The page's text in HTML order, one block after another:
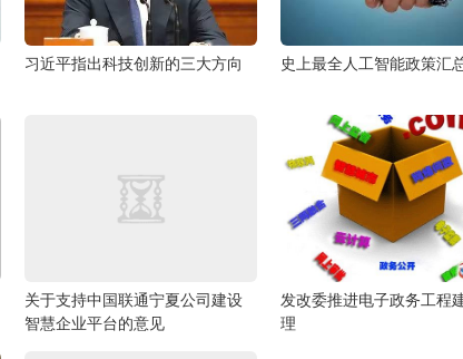
习近平指出科技创新的三大方向 史上最全人工智能政策汇
关于支持中国联通宁夏公司建设
智慧企业平台的意见
发改委推进电子政务工程
理